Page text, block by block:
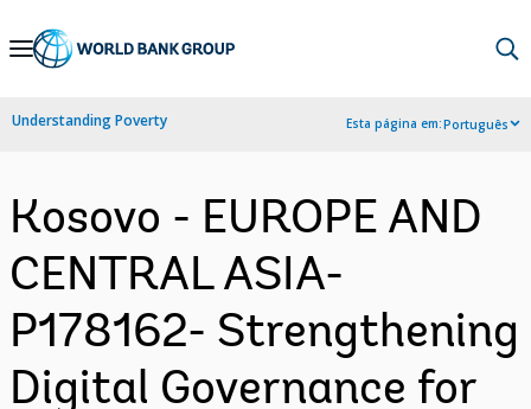
Skip
Navigation
Understanding Poverty Esta página em:Português
Kosovo - EUROPE AND
CENTRAL ASIA-
P178162- Strengthening
Digital Governance for